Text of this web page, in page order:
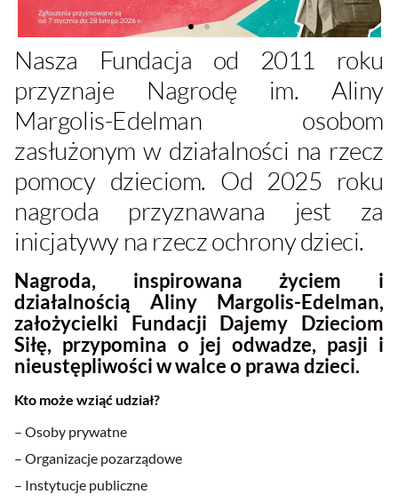
Nasza Fundacja od 2011 roku
przyznaje Nagrodę im. Aliny
Margolis-Edelman osobom
zasłużonym w działalności na rzecz
pomocy dzieciom. Od 2025 roku
nagroda przyznawana jest za
inicjatywy na rzecz ochrony dzieci.
Nagroda, inspirowana życiem i
działalnością Aliny Margolis-Edelman,
założycielki Fundacji Dajemy Dzieciom
Siłę, przypomina o jej odwadze, pasji i
nieustępliwości w walce o prawa dzieci.
Kto może wziąć udział?
– Osoby prywatne
– Organizacje pozarządowe
– Instytucje publiczne